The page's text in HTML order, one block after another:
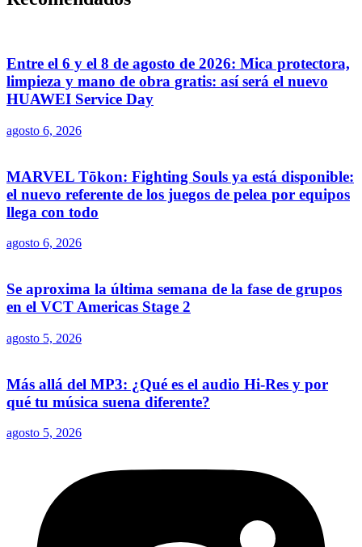
Entre el 6 y el 8 de agosto de 2026: Mica protectora,
limpieza y mano de obra gratis: así será el nuevo
HUAWEI Service Day
agosto 6, 2026
MARVEL Tōkon: Fighting Souls ya está disponible:
el nuevo referente de los juegos de pelea por equipos
llega con todo
agosto 6, 2026
Se aproxima la última semana de la fase de grupos
en el VCT Americas Stage 2
agosto 5, 2026
Más allá del MP3: ¿Qué es el audio Hi-Res y por
qué tu música suena diferente?
agosto 5, 2026